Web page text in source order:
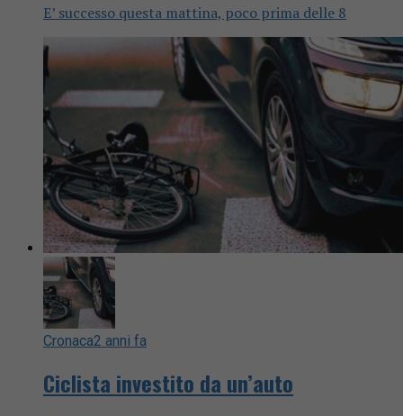
E’ successo questa mattina, poco prima delle 8
Cronaca2 anni fa
Ciclista investito da un’auto